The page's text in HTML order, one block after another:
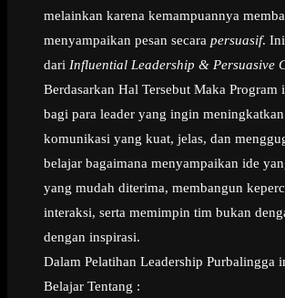
melainkan karena kemampuannya
menyampaikan pesan secara persuasif.
dari Influential Leadership & Persuasive
Berdasarkan Hal Tersebut Maka Program
bagi para leader yang ingin
komunikasi yang kuat, jelas, dan
belajar bagaimana menyampaikan ide
yang mudah diterima, membangun
interaksi, serta memimpin tim bukan
dengan inspirasi.
Dalam Pelatihan Leadership Purbalingga
Belajar Tentang :